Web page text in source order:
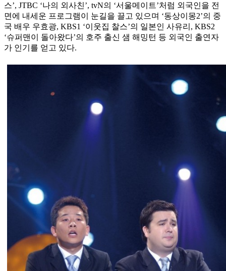
스’, JTBC ‘나의 외사친’, tvN의 ‘서울메이트’처럼 외국인을 전
면에 내세운 프로그램이 눈길을 끌고 있으며 ‘동상이몽2’의 중
국 배우 우효광, KBS1 ‘이웃집 찰스’의 일본인 사유리, KBS2
‘슈퍼맨이 돌아왔다’의 호주 출신 샘 해밍턴 등 외국인 출연자
가 인기를 얻고 있다.